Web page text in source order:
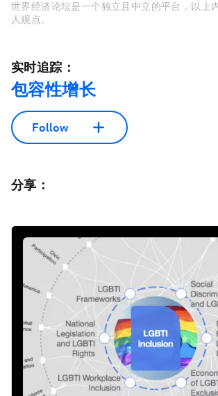
世界经济论坛是一个独立且中立的平台，以上
人观点。
实时追踪：
包容性增长
Follow
分享：